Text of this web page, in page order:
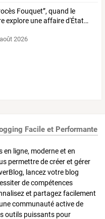
Fouquet”,quand le
explore uneaffaired'État…
2026
Facile et Performante
ligne, moderne et en
permettre de créer et gérer
lancez votre blog
de compétences
et partagez facilement
communauté active de
outils puissants pour